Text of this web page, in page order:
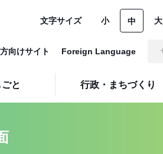
と 行政・まちづくり
文字サイズ 小 中 大
向けサイト Foreign Language